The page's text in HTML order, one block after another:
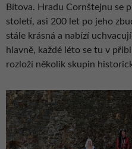
Bítova. Hradu Cornštejnu se
století, asi 200 let po jeho
stále krásná a nabízí
hlavně, každé léto se tu v
rozloží několik skupin